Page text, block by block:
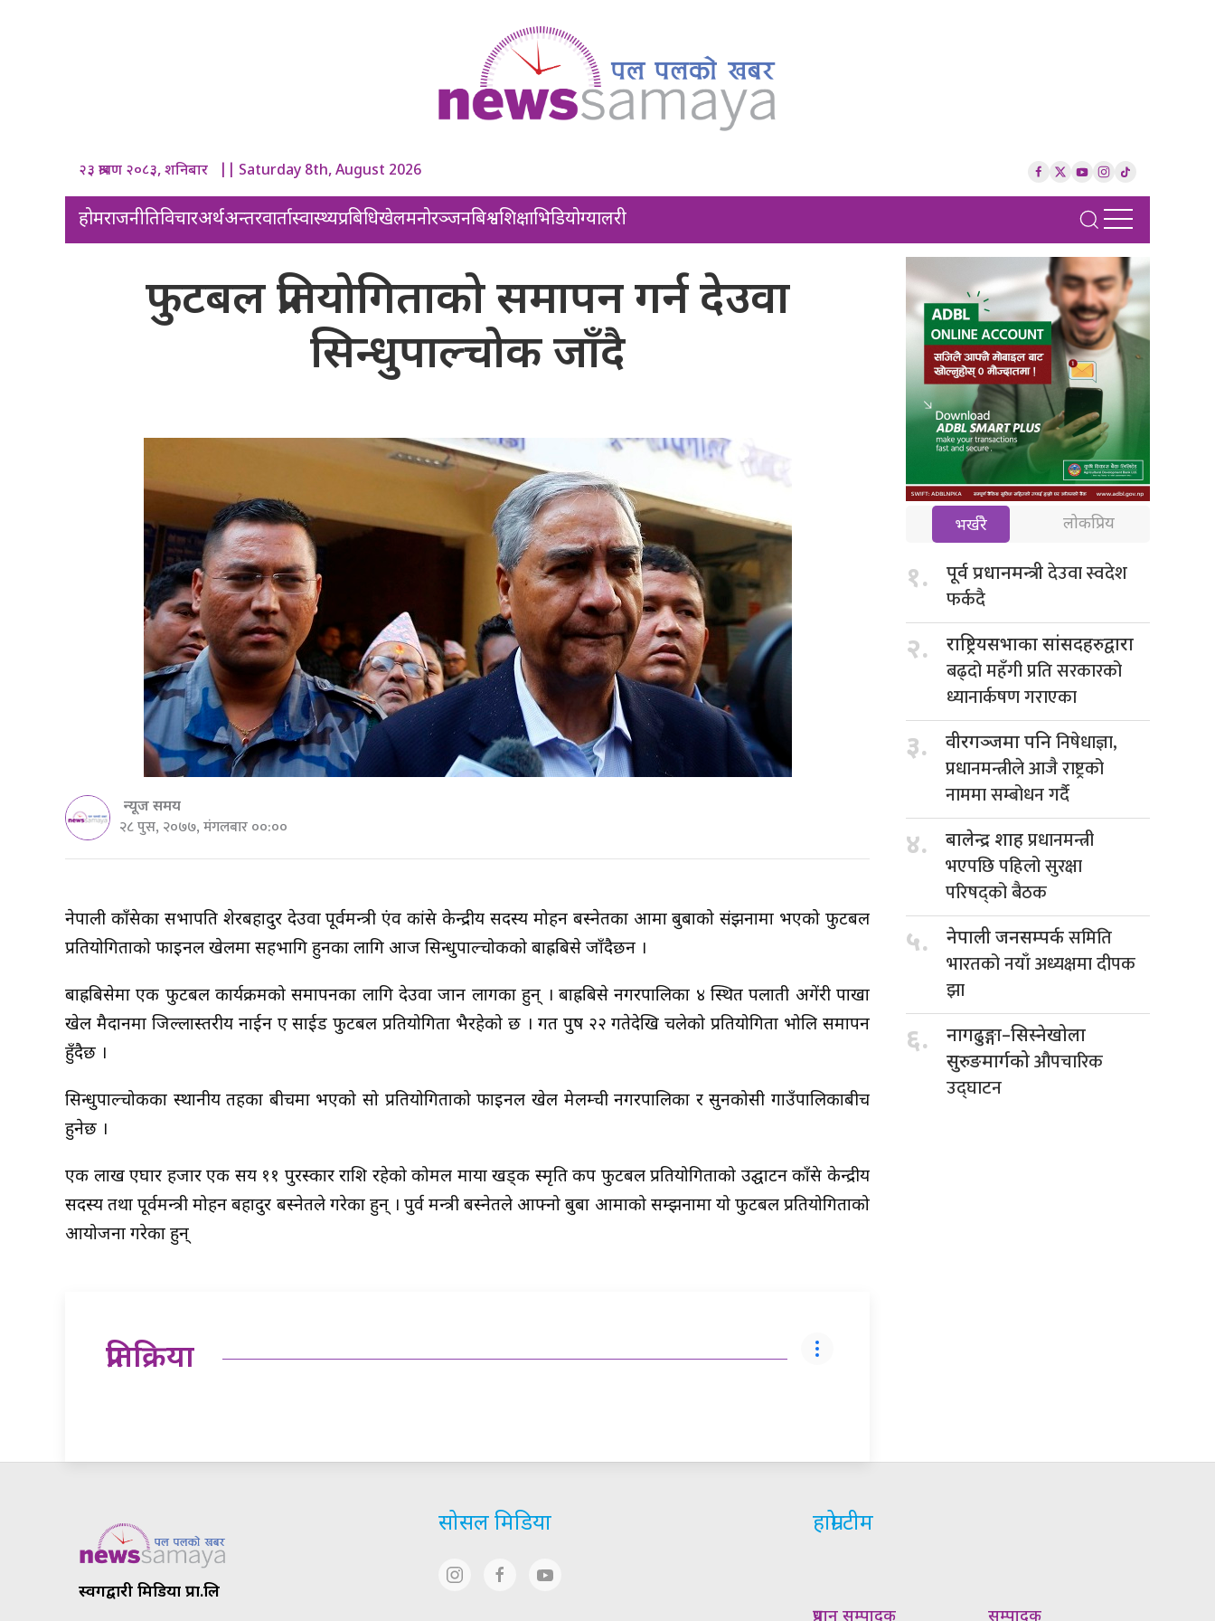
२३ श्रावण २०८३, शनिबार || Saturday 8th, August 2026
होमराजनीतिविचारअर्थअन्तरवार्तास्वास्थ्यप्रबिधिखेलमनोरञ्जनबिश्वशिक्षाभिडियोग्यालरी
फुटबल प्रतियोगिताको समापन गर्न देउवा
सिन्धुपाल्चोक जाँदै
न्यूज समय
२८ पुस, २०७७, मंगलबार ००:००
नेपाली काँग्रेसका सभापति शेरबहादुर देउवा पूर्वमन्त्री एंव कांग्रेस केन्द्रीय सदस्य मोहन बस्नेतका आमा बुबाको संझनामा भएको फुटबल
प्रतियोगिताको फाइनल खेलमा सहभागि हुनका लागि आज सिन्धुपाल्चोकको बाह्रबिसे जाँदैछन ।
बाह्रबिसेमा एक फुटबल कार्यक्रमको समापनका लागि देउवा जान लागका हुन् । बाह्रबिसे नगरपालिका ४ स्थित पलाती अगेंरी पाखा
खेल मैदानमा जिल्लास्तरीय नाईन ए साईड फुटबल प्रतियोगिता भैरहेको छ । गत पुष २२ गतेदेखि चलेको प्रतियोगिता भोलि समापन
हुँदैछ ।
सिन्धुपाल्चोकका स्थानीय तहका बीचमा भएको सो प्रतियोगिताको फाइनल खेल मेलम्ची नगरपालिका र सुनकोसी गाउँपालिकाबीच
हुनेछ ।
एक लाख एघार हजार एक सय ११ पुरस्कार राशि रहेको कोमल माया खड्क स्मृति कप फुटबल प्रतियोगिताको उद्घाटन काँग्रेस केन्द्रीय
सदस्य तथा पूर्वमन्त्री मोहन बहादुर बस्नेतले गरेका हुन् । पुर्व मन्त्री बस्नेतले आफ्नो बुबा आमाको सम्झनामा यो फुटबल प्रतियोगिताको
आयोजना गरेका हुन्
प्रतिक्रिया
भर्खरै लोकप्रिय
१. पूर्व प्रधानमन्त्रीदेउवा स्वदेश
फर्कदै
२. राष्ट्रियसभाका सांसदहरुद्वारा
बढ्दो महँगी प्रति सरकारको
ध्यानार्कषण गराएका
३. वीरगञ्जमा पनिनिषेधाज्ञा,
प्रधानमन्त्रीले आजै राष्ट्रको
नाममा सम्बोधन गर्दै
४. बालेन्द्र शाहप्रधानमन्त्री
भएपछि पहिलो सुरक्षा
परिषद्को बैठक
५. नेपाली जनसम्पर्कसमिति
भारतको नयाँ अध्यक्षमा दीपक
झा
६.
नागढुङ्गा–सिस्नेखोला
सुरुङमार्गकोऔपचारिक
उद्घाटन
स्वर्गद्वारी मिडिया प्रा.लि
सोसल मिडिया हाम्रो टीम
प्रधान सम्पादक सम्पादक